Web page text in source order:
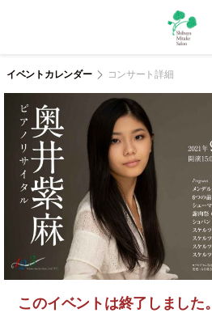
美
ロ
ン
渋
谷
駅
徒
歩
分
イベントカレンダー コンサート詳細
このイベントは終了しました。